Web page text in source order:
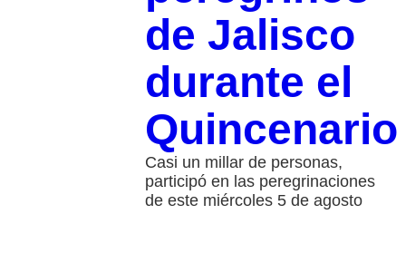
de Jalisco
durante el
Quincenario
Casi un millar de personas,
participó en las peregrinaciones
de este miércoles 5 de agosto